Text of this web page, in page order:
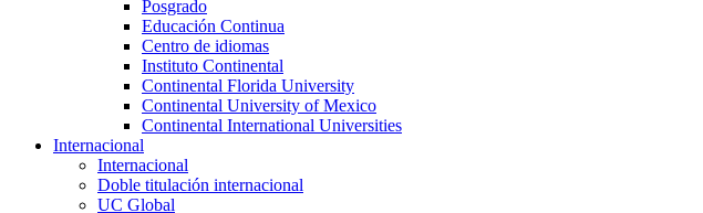
Posgrado
Educación Continua
Centro de idiomas
Instituto Continental
Continental Florida University
Continental University of Mexico
Continental International Universities
Internacional
Internacional
Doble titulación internacional
UC Global